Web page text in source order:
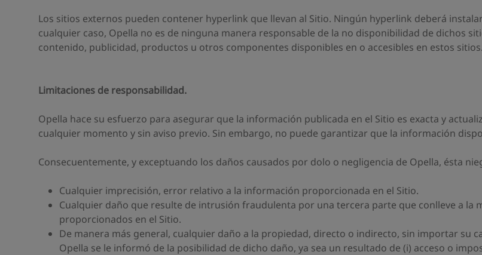
Los sitios externos pueden contener hyperlink que llevan al Sitio. Ningún hyperlink deberá
cualquier caso, Opella no es de ninguna manera responsable de la no disponibilidad de dichos
contenido, publicidad, productos u otros componentes disponibles en o accesibles en estos sitios.
Limitaciones de responsabilidad.
Opella hace su esfuerzo para asegurar que la información publicada en el Sitio es exacta y
cualquier momento y sin aviso previo. Sin embargo, no puede garantizar que la información
Consecuentemente, y exceptuando los daños causados por dolo o negligencia de Opella, ésta
Cualquier imprecisión, error relativo a la información proporcionada en el Sitio.
Cualquier daño que resulte de intrusión fraudulenta por una tercera parte que conlleve a la
proporcionados en el Sitio.
De manera más general, cualquier daño a la propiedad, directo o indirecto, sin importar su
Opella se le informó de la posibilidad de dicho daño, ya sea un resultado de (i) acceso o